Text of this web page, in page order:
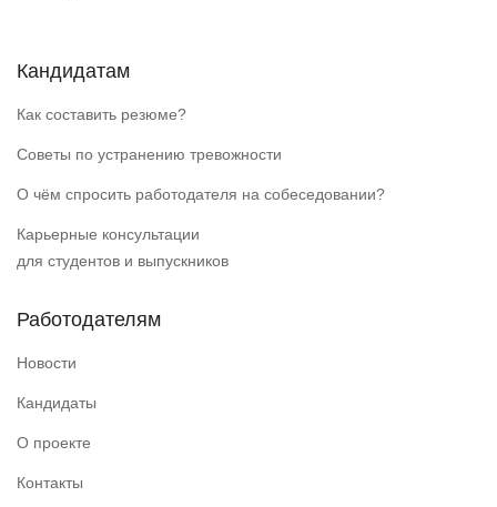
Кандидатам
Как составить резюме?
Советы по устранению тревожности
О чём спросить работодателя на собеседовании?
Карьерные консультации
для студентов и выпускников
Работодателям
Новости
Кандидаты
О проекте
Контакты